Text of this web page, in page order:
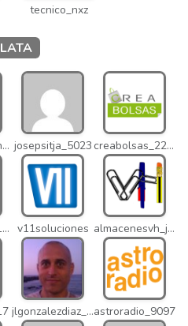
tecnico_nxz
administracion_nhd josepsitja_5023 creabolsas_22110
programmer_12837 v11soluciones almacenesvh_jo2
jlgonzalezdiaz_12316astroradio_9097